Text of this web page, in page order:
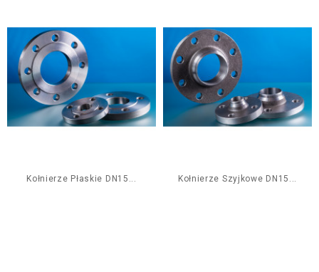
Kołnierze Płaskie DN15... Kołnierze Szyjkowe DN15...